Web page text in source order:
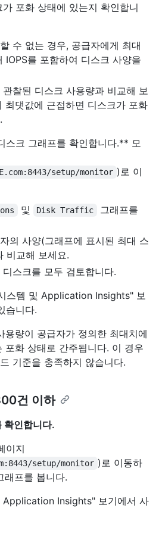
포화 상태에 있는지 확인합니
수 없는 경우, 공급자에게 최대
IOPS를 포함하여 디스크 사양을
찰된 디스크 사용량과 비교해 보
최댓값에 근접하면 디스크가 포화
스크 그래프를 확인합니다.** 모
setup/monitor )로 이
및 Disk Traffic
그래프를
의 사양(그래프에 표시된 최대 스
비교해 보세요.
스크를 모두 검토합니다.
스템 및 Application Insights" 보
습니다.
용량이 공급자가 정의한 최대치에
포화 상태로 간주됩니다. 이 경우
기준을 충족하지 않습니다.
건 이하
확인합니다.
이지
setup/monitor )로 이동하
래프를 봅니다.
Application Insights" 보기에서 사